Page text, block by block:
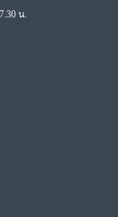
น.